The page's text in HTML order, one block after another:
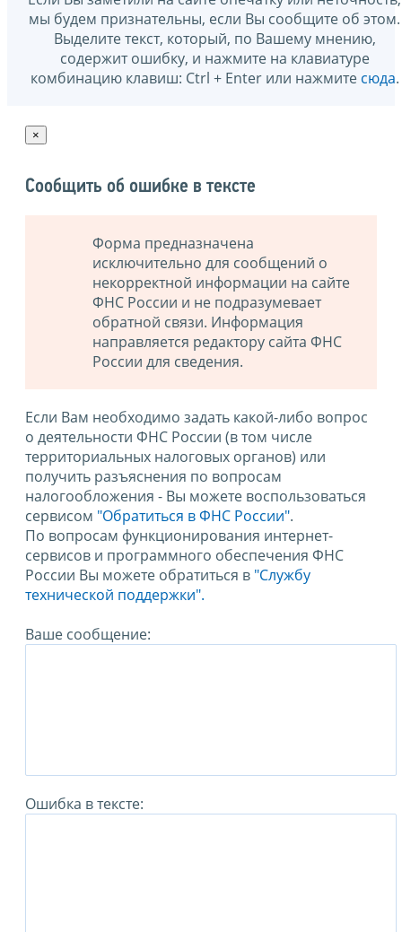
мы будем признательны, если Вы сообщите об этом.
Выделите текст, который, по Вашему мнению,
содержит ошибку, и нажмите на клавиатуре
комбинацию клавиш: Ctrl + Enter или нажмите сюда.
×
Сообщить об ошибке в тексте
Форма предназначена
исключительно для сообщений о
некорректной информации на сайте
ФНС России и не подразумевает
обратной связи. Информация
направляется редактору сайта ФНС
России для сведения.
Если Вам необходимо задать какой-либо вопрос
о деятельности ФНС России (в том числе
территориальных налоговых органов) или
получить разъяснения по вопросам
налогообложения - Вы можете воспользоваться
сервисом "Обратиться в ФНС России".
По вопросам функционирования интернет-
сервисов и программного обеспечения ФНС
России Вы можете обратиться в "Службу
технической поддержки".
Ваше сообщение:
Ошибка в тексте: